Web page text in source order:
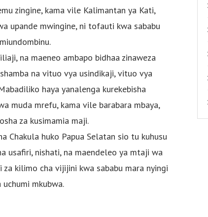
zingine, kama vile Kalimantan ya Kati,
upande mwingine, ni tofauti kwa sababu
na maeneo ambapo bidhaa zinaweza
na vituo vya usindikaji, vituo vya
haya yanalenga kurekebisha
muda mrefu, kama vile barabara mbaya,
za kusimamia maji.
Chakula huko Papua Selatan sio tu kuhusu
usafiri, nishati, na maendeleo ya mtaji wa
kilimo cha vijijini kwa sababu mara nyingi
mkubwa.